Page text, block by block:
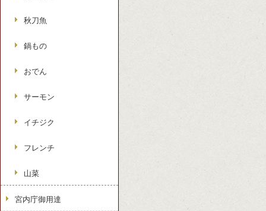
秋刀魚
鍋もの
おでん
サーモン
イチジク
フレンチ
山菜
宮内庁御用達